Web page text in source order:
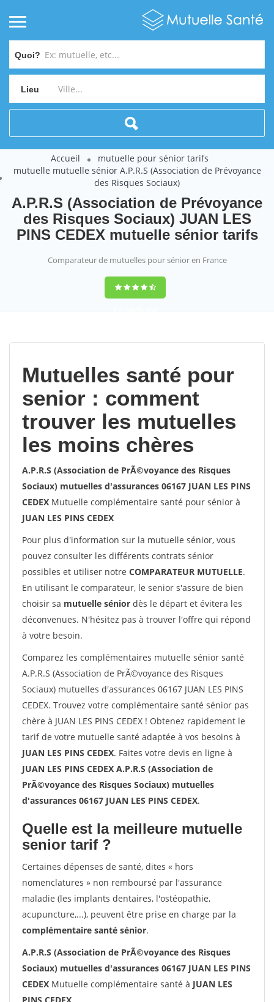
Quoi?
Lieu
Accueil
mutuelle pour sénior tarifs
mutuelle mutuelle sénior A.P.R.S (Association de Prévoyance
des Risques Sociaux)
A.P.R.S (Association de Prévoyance
des Risques Sociaux) JUAN LES
PINS CEDEX mutuelle sénior tarifs
Comparateur de mutuelles pour sénior en France
9,2(100%)452
Mutuelles santé pour
senior : comment
trouver les mutuelles
les moins chères
A.P.R.S (Association de PrÃ©voyance des Risques
Sociaux) mutuelles d'assurances 06167 JUAN LES PINS
CEDEX Mutuelle complémentaire santé pour sénior à
JUAN LES PINS CEDEX
Pour plus d'information sur la mutuelle sénior, vous
pouvez consulter les différents contrats sénior
possibles et utiliser notre COMPARATEUR MUTUELLE.
En utilisant le comparateur, le senior s'assure de bien
choisir sa mutuelle sénior dès le départ et évitera les
déconvenues. N'hésitez pas à trouver l'offre qui répond
à votre besoin.
Comparez les complémentaires mutuelle sénior santé
A.P.R.S (Association de PrÃ©voyance des Risques
Sociaux) mutuelles d'assurances 06167 JUAN LES PINS
CEDEX. Trouvez votre complémentaire santé sénior pas
chère à JUAN LES PINS CEDEX ! Obtenez rapidement le
tarif de votre mutuelle santé adaptée à vos besoins à
JUAN LES PINS CEDEX. Faites votre devis en ligne à
JUAN LES PINS CEDEX A.P.R.S (Association de
PrÃ©voyance des Risques Sociaux) mutuelles
d'assurances 06167 JUAN LES PINS CEDEX.
Quelle est la meilleure mutuelle
senior tarif ?
Certaines dépenses de santé, dites « hors
nomenclatures » non remboursé par l'assurance
maladie (les implants dentaires, l'ostéopathie,
acupuncture,...), peuvent être prise en charge par la
complémentaire santé sénior.
A.P.R.S (Association de PrÃ©voyance des Risques
Sociaux) mutuelles d'assurances 06167 JUAN LES PINS
CEDEX Mutuelle complémentaire santé à JUAN LES